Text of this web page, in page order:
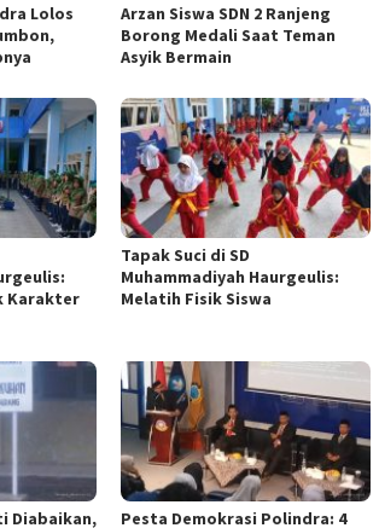
Lolos
Arzan Siswa SDN 2 Ranjeng
Borong Medali Saat Teman
Asyik Bermain
Karakter
Tapak Suci di SD
Muhammadiyah Haurgeulis:
Melatih Fisik Siswa
Diabaikan,
Pesta Demokrasi Polindra: 4